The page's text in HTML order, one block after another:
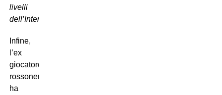
livelli
dell’Inter”.
Infine,
l’ex
giocatore
rossonero
ha